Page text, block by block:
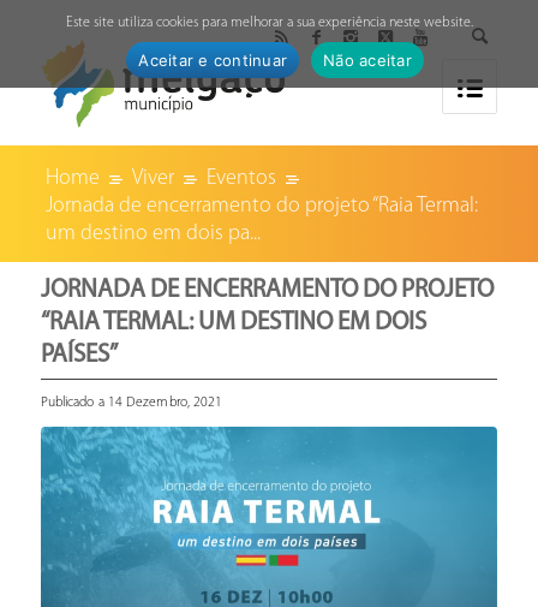
Home Viver
Eventos
Jornada de encerramento do projeto “Raia Termal:
um destino em dois pa...
JORNADA DE ENCERRAMENTO DO PROJETO
“RAIA TERMAL: UM DESTINO EM DOIS
PAÍSES”
Publicado a 14 Dezembro, 2021
Este site utiliza cookies para melhorar a sua experiência neste website.
Aceitar e continuar Não aceitar